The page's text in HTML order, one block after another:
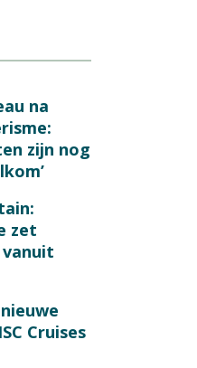
na
zijn nog
zet
Cruises